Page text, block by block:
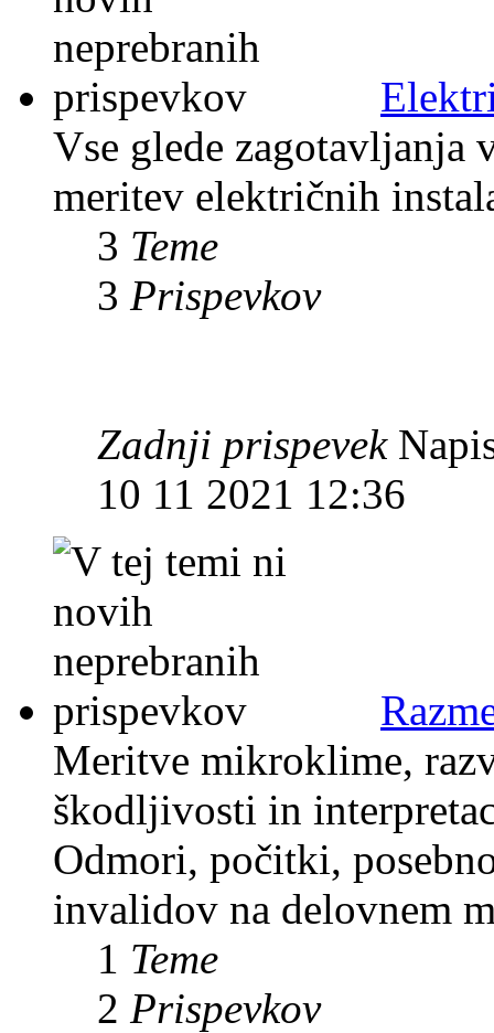
Vse glede zagotavljanja
meritev električnih
3 Teme
3 Prispevkov
Zadnji prispevek
10 11 2021 12:36
Meritve mikroklime,
škodljivosti in
Odmori, počitki,
invalidov na delovnem
1 Teme
2 Prispevkov